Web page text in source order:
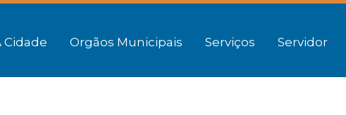
Cidade Orgãos Municipais Serviços Servidor